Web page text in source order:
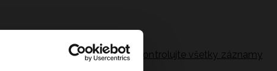
Skontrolujte všetky záznamy